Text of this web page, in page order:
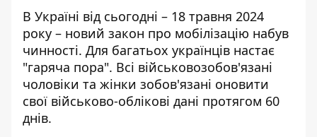
В Україні від сьогодні – 18 травня 2024
року – новий закон про мобілізацію набув
чинності. Для багатьох українців настає
"гаряча пора". Всі військовозобов'язані
чоловіки та жінки зобов'язані оновити
свої військово-облікові дані протягом 60
днів.